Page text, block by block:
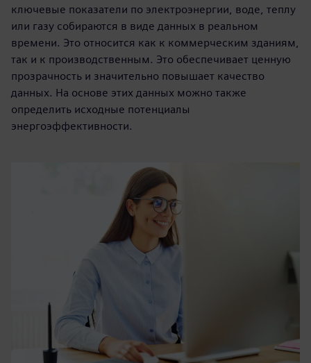
ключевые показатели по электроэнергии, воде, теплу
или газу собираются в виде данных в реальном
времени. Это относится как к коммерческим зданиям,
так и к производственным. Это обеспечивает ценную
прозрачность и значительно повышает качество
данных. На основе этих данных можно также
определить исходные потенциалы
энергоэффективности.